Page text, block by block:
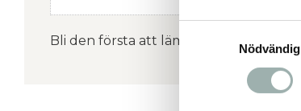
Nödvändig
Bli den första att lämna ett omdöme.